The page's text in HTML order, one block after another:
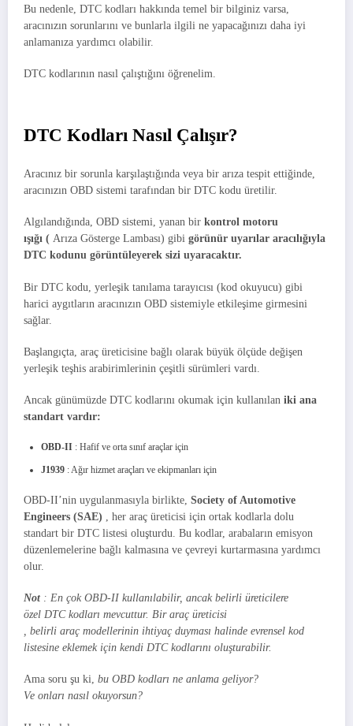
Bu nedenle, DTC kodları hakkında temel bir bilginiz varsa,
aracınızın sorunlarını ve bunlarla ilgili ne yapacağınızı daha iyi
anlamanıza yardımcı olabilir.
DTC kodlarının nasıl çalıştığını öğrenelim.
DTC Kodları Nasıl Çalışır?
Aracınız bir sorunla karşılaştığında veya bir arıza tespit ettiğinde,
aracınızın OBD sistemi tarafından bir DTC kodu üretilir.
Algılandığında, OBD sistemi, yanan bir kontrol motoru
ışığı ( Arıza Gösterge Lambası) gibi görünür uyarılar aracılığıyla
DTC kodunu görüntüleyerek sizi uyaracaktır.
Bir DTC kodu, yerleşik tanılama tarayıcısı (kod okuyucu) gibi
harici aygıtların aracınızın OBD sistemiyle etkileşime girmesini
sağlar.
Başlangıçta, araç üreticisine bağlı olarak büyük ölçüde değişen
yerleşik teşhis arabirimlerinin çeşitli sürümleri vardı.
Ancak günümüzde DTC kodlarını okumak için kullanılan iki ana
standart vardır:
OBD-II : Hafif ve orta sınıf araçlar için
J1939 : Ağır hizmet araçları ve ekipmanları için
OBD-II’nin uygulanmasıyla birlikte, Society of Automotive
Engineers (SAE) , her araç üreticisi için ortak kodlarla dolu
standart bir DTC listesi oluşturdu. Bu kodlar, arabaların emisyon
düzenlemelerine bağlı kalmasına ve çevreyi kurtarmasına yardımcı
olur.
Not : En çok OBD-II kullanılabilir, ancak belirli üreticilere
özel DTC kodları mevcuttur. Bir araç üreticisi
, belirli araç modellerinin ihtiyaç duyması halinde evrensel kod
listesine eklemek için kendi DTC kodlarını oluşturabilir.
Ama soru şu ki, bu OBD kodları ne anlama geliyor?
Ve onları nasıl okuyorsun?